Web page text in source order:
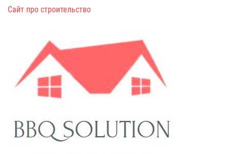
Сайт про строительство